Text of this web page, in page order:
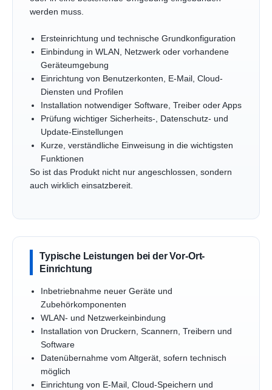
werden muss.
Ersteinrichtung und technische Grundkonfiguration
Einbindung in WLAN, Netzwerk oder vorhandene
Geräteumgebung
Einrichtung von Benutzerkonten, E-Mail, Cloud-
Diensten und Profilen
Installation notwendiger Software, Treiber oder Apps
Prüfung wichtiger Sicherheits-, Datenschutz- und
Update-Einstellungen
Kurze, verständliche Einweisung in die wichtigsten
Funktionen
So ist das Produkt nicht nur angeschlossen, sondern
auch wirklich einsatzbereit.
Typische Leistungen bei der Vor-Ort-
Einrichtung
Inbetriebnahme neuer Geräte und
Zubehörkomponenten
WLAN- und Netzwerkeinbindung
Installation von Druckern, Scannern, Treibern und
Software
Datenübernahme vom Altgerät, sofern technisch
möglich
Einrichtung von E-Mail, Cloud-Speichern und